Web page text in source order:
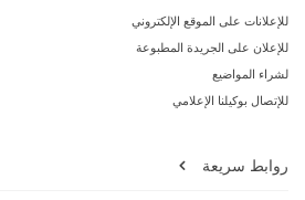
للإعلانات على الموقع الإلكتروني
للإعلان على الجريدة المطبوعة
لشراء المواضيع
للإتصال بوكيلنا الإعلامي
روابط سريعة